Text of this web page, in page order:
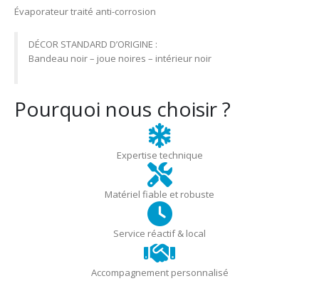
Évaporateur traité anti-corrosion
DÉCOR STANDARD D’ORIGINE :
Bandeau noir – joue noires – intérieur noir
Pourquoi nous choisir ?
Expertise technique
Matériel fiable et robuste
Service réactif & local
Accompagnement personnalisé